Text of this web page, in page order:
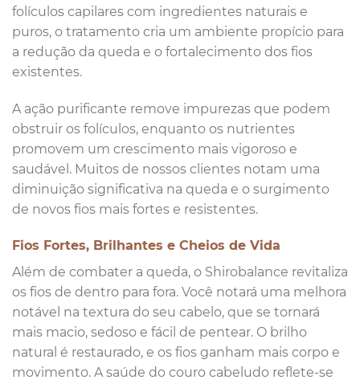
folículos capilares com ingredientes naturais e
puros, o tratamento cria um ambiente propício para
a redução da queda e o fortalecimento dos fios
existentes.
A ação purificante remove impurezas que podem
obstruir os folículos, enquanto os nutrientes
promovem um crescimento mais vigoroso e
saudável. Muitos de nossos clientes notam uma
diminuição significativa na queda e o surgimento
de novos fios mais fortes e resistentes.
Fios Fortes, Brilhantes e Cheios de Vida
Além de combater a queda, o Shirobalance revitaliza
os fios de dentro para fora. Você notará uma melhora
notável na textura do seu cabelo, que se tornará
mais macio, sedoso e fácil de pentear. O brilho
natural é restaurado, e os fios ganham mais corpo e
movimento. A saúde do couro cabeludo reflete-se